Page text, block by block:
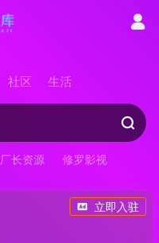
社区 生活
厂长资源 修罗影视
立即入驻